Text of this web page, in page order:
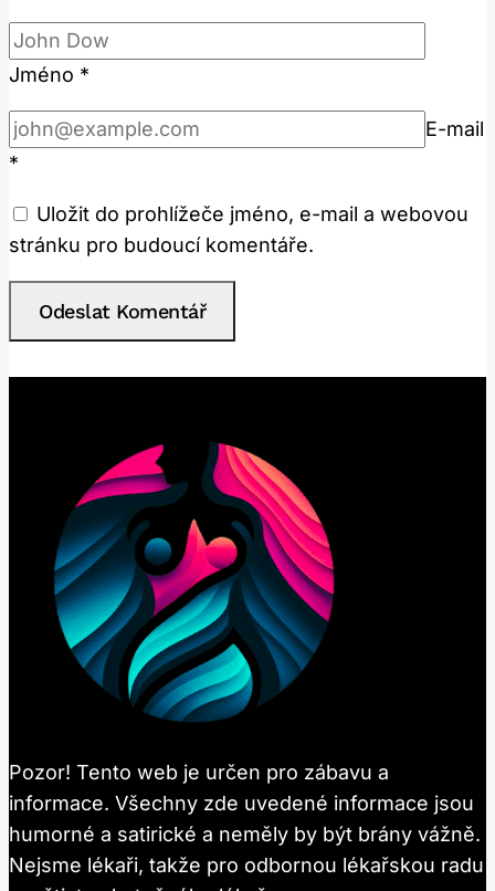
Jméno *
E-mail
*
Uložit do prohlížeče jméno, e-mail a webovou
stránku pro budoucí komentáře.
Pozor! Tento web je určen pro zábavu a
informace. Všechny zde uvedené informace jsou
humorné a satirické a neměly by být brány vážně.
Nejsme lékaři, takže pro odbornou lékařskou radu